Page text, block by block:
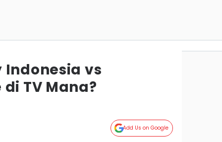
Indonesia vs
TV Mana?
Add Us on Google